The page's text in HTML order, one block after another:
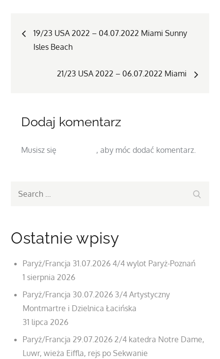
Nawigacja
wpisu
19/23 USA 2022 – 04.07.2022 Miami Sunny
Isles Beach
21/23 USA 2022 – 06.07.2022 Miami
Dodaj komentarz
Musisz się , aby móc dodać komentarz.
Ostatnie wpisy
Paryż/Francja 31.07.2026 4/4 wylot Paryż-Poznań
1 sierpnia 2026
Paryż/Francja 30.07.2026 3/4 Artystyczny
Montmartre i Dzielnica Łacińska
31 lipca 2026
Paryż/Francja 29.07.2026 2/4 katedra Notre Dame,
Luwr, wieża Eiffla, rejs po Sekwanie